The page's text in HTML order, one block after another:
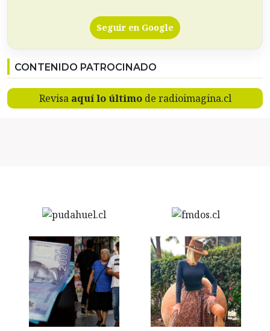
Seguir en Google
CONTENIDO PATROCINADO
Revisa aquí lo últimode radioimagina.cl